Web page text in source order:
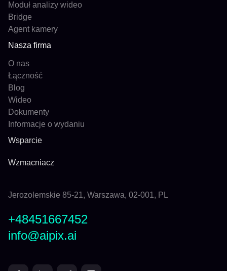
Moduł analizy wideo
Bridge
Agent kamery
Nasza firma
O nas
Łączność
Blog
Wideo
Dokumenty
Informacje o wydaniu
Wsparcie
Wzmacniacz
Jerozolemskie 85-21, Warszawa, 02-001, PL
+48451667452
info@aipix.ai